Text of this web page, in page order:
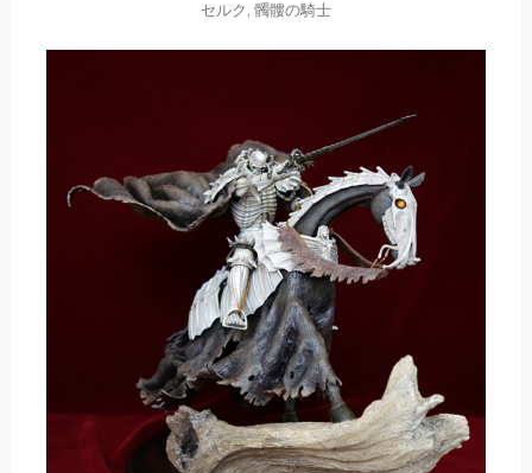
セルク , 髑髏の騎士